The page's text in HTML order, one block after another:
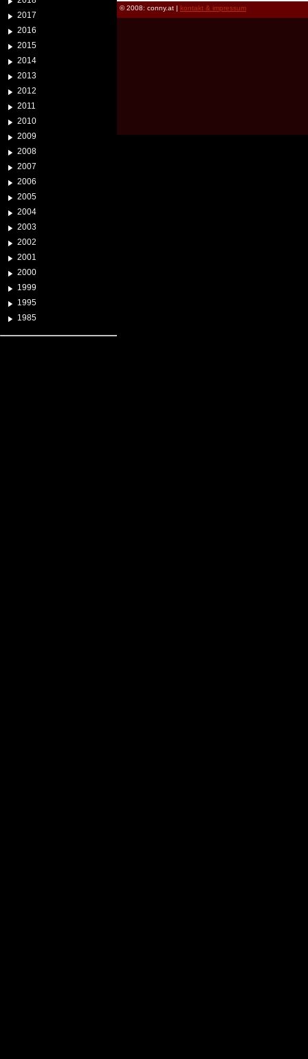
2017
2016
2015
2014
2013
2012
2011
2010
2009
2008
2007
2006
2005
2004
2003
2002
2001
2000
1999
1995
1985
© 2008: conny.at | kontakt & impressum